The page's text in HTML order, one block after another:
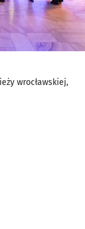
wrocławskiej,